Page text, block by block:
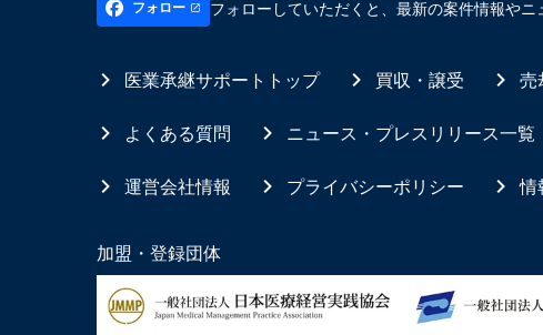
フォロー フォローしていただくと、最新の案件情報やニ
医業承継サポートトップ 買収・譲受 売
よくある質問 ニュース・プレスリリース一覧
運営会社情報 プライバシーポリシー 情
加盟・登録団体